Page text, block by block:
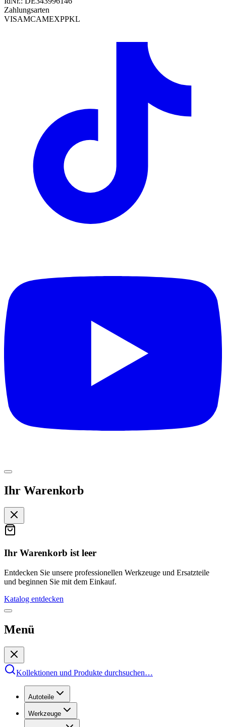
Zahlungsarten
VISAMCAMEXPPKL
Ihr Warenkorb
Ihr Warenkorb ist leer
Entdecken Sie unsere professionellen Werkzeuge und Ersatzteile
und beginnen Sie mit dem Einkauf.
Katalog entdecken
Menü
Kollektionen und Produkte durchsuchen…
Autoteile
Werkzeuge